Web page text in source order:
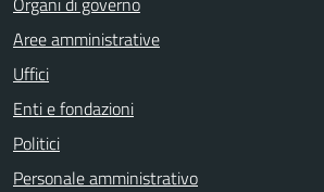
Aree amministrative
Uffici
Enti e fondazioni
Politici
Personale amministrativo